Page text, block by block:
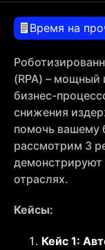
Время на
(RPA) – мощный
бизнес-
снижения
помочь вашему
рассмотрим 3
демонстрируют
отраслях.
Кейсы:
Кейс 1: